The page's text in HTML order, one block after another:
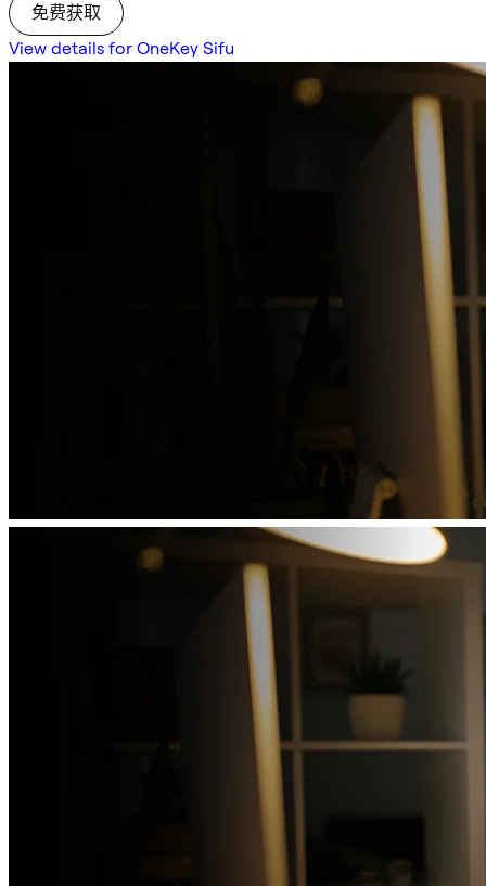
免费获取
View details for OneKey Sifu